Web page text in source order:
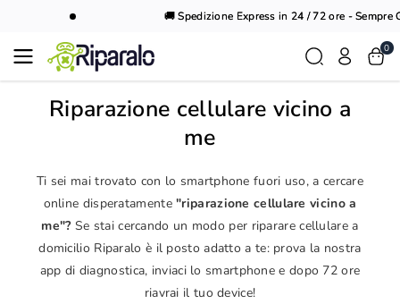
🚚 Spedizione Express in 24 / 72 ore - Sempre
0
Riparazione cellulare vicino a
me
Ti sei mai trovato con lo smartphone fuori uso, a cercare
online disperatamente"riparazione cellulare vicino a
me"?Se stai cercando un modo per riparare cellulare a
domicilio Riparalo è il posto adatto a te: prova la nostra
app di diagnostica, inviaci lo smartphone e dopo 72 ore
riavrai il tuo device!